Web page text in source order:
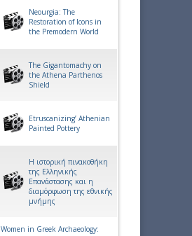
Neourgia: The
Restoration of Icons in
the Premodern World
The Gigantomachy on
the Athena Parthenos
Shield
Etruscanizing’ Athenian
Painted Pottery
Η ιστορική πινακοθήκη
της Ελληνικής
Επανάστασης και η
διαμόρφωση της εθνικής
μνήμης
Women in Greek Archaeology: